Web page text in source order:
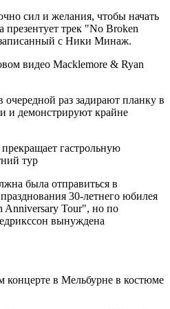
сил и желания, чтобы начать
презентует трек "No Broken
записанный с Ники Минаж.
видео Macklemore & Ryan
раз задирают планку в
и демонстрируют крайне
гастрольную
тур
была отправиться в
30-летнего юбилея
Anniversary Tour", но по
вынуждена
концерте в Мельбурне в костюме